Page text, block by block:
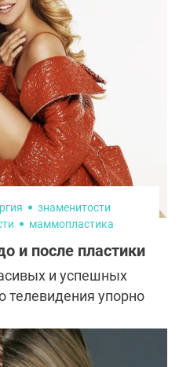
красоты и
силы.
знаменитости
маммопластика
и после пластики
и успешных
телевидения упорно
да и многие
верят. Уж слишком